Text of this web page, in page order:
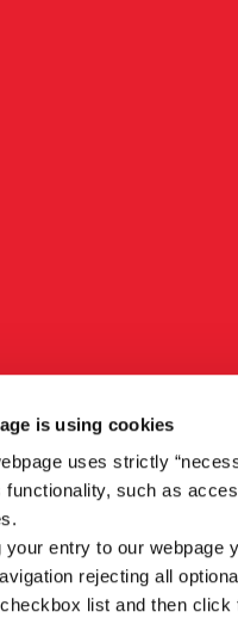
is using cookies
uses strictly
functionality, such as
your entry to our webpage
rejecting all
list and then